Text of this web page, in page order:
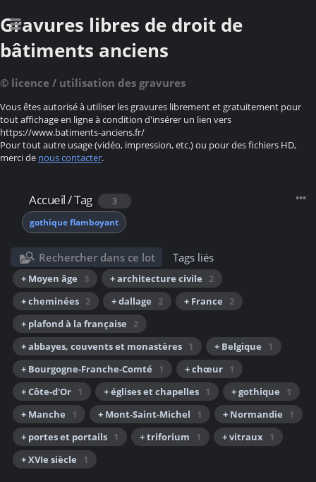
Gravures libres de droit de
bâtiments anciens
© licence / utilisation des gravures
Vous êtes autorisé à utiliser les gravures librement et gratuitement pour
tout affichage en ligne à condition d'insérer un lien vers
https://www.batiments-anciens.fr/
Pour tout autre usage (vidéo, impression, etc.) ou pour des fichiers HD,
merci de nous contacter.
Accueil/Tag
3
gothique flamboyant
Rechercher dans ce lot Tags liés
+ Moyen âge 3 + architecture civile
2
+ cheminées 2 + dallage 2 + France
2
+ plafond à la française
2
+ abbayes, couvents et monastères 1 + Belgique
1
+ Bourgogne-Franche-Comté
1 + chœur 1
+ Côte-d'Or 1 + églises et chapelles 1 + gothique
1
+ Manche
1 + Mont-Saint-Michel 1 + Normandie
1
+ portes et portails 1 + triforium 1 + vitraux 1
+ XVIe siècle
1